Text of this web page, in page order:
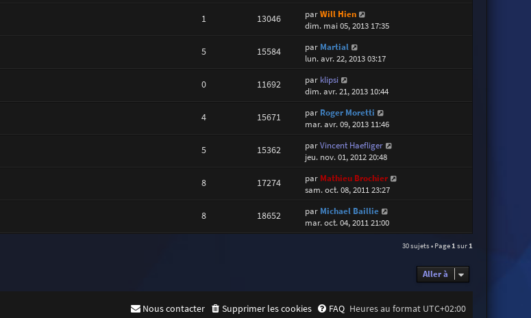
1 13046 parWill Hien
dim. mai 05, 2013 17:35
5 15584 par Martial
lun. avr. 22, 2013 03:17
0 11692 par klipsi
dim. avr. 21, 2013 10:44
4 15671 par Roger Moretti
mar. avr. 09, 2013 11:46
5 15362 parVincent Haefliger
jeu. nov. 01, 2012 20:48
8 17274 par Mathieu Brochier
sam. oct. 08, 2011 23:27
8 18652 par Michael Baillie
mar. oct. 04, 2011 21:00
30 sujets • Page1sur1
Aller à
Heures au format UTC+02:00
FAQ
Supprimer les cookies
Nous contacter